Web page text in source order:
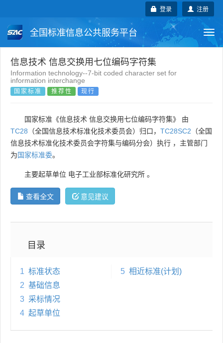
注册
登录
全国标准信息公共服务平台
国家标准 行业标准
团体标准
信息技术 信息交换用七位编码字符集
Information technology--7-bit coded character set for
information interchange
国家标准 推荐性 现行
国家标准《信息技术 信息交换用七位编码字符集》 由
TC28 （全国信息技术标准化技术委员会）归口， TC28SC2 （全国
信息技术标准化技术委员会字符集与编码分会）执行 ，主管部门
为国家标准委。
主要起草单位 电子工业部标准化研究所 。
查看全文 意见建议
目录
1 标准状态
2 基础信息
3 采标情况
4 起草单位
5 相近标准(计划)